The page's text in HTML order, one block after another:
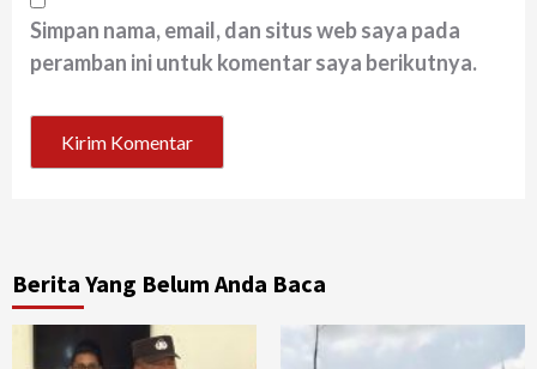
Simpan nama, email, dan situs web saya pada
peramban ini untuk komentar saya berikutnya.
Berita Yang Belum Anda Baca